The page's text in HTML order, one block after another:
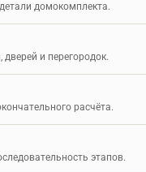
домокомплекта.
и перегородок.
расчёта.
этапов.